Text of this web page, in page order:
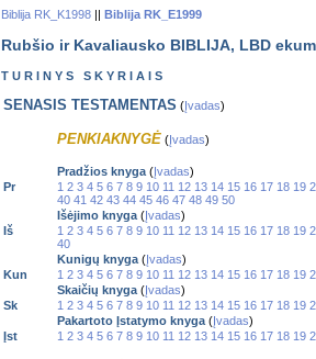
Biblija RK_K1998 || Biblija RK_E1999
Rubšio ir Kavaliausko BIBLIJA, LBD
T U R I N Y S S K Y R I A I S
SENASIS TESTAMENTAS ( Įvadas)
PENKIAKNYGĖ ( Įvadas)
Pradžios knyga ( Įvadas)
Pr
1 2 3 4 5 6 7 8 9 10 11 12 13 14 15 16 17 18 19
40 41 42 43 44 45 46 47 48 49 50
Išėjimo knyga ( Įvadas)
Iš
1 2 3 4 5 6 7 8 9 10 11 12 13 14 15 16 17 18 19
40
Kunigų knyga ( Įvadas)
Kun
1 2 3 4 5 6 7 8 9 10 11 12 13 14 15 16 17 18 19
Skaičių knyga ( Įvadas)
Sk
1 2 3 4 5 6 7 8 9 10 11 12 13 14 15 16 17 18 19
Pakartoto Įstatymo knyga ( Įvadas)
Įst
1 2 3 4 5 6 7 8 9 10 11 12 13 14 15 16 17 18 19